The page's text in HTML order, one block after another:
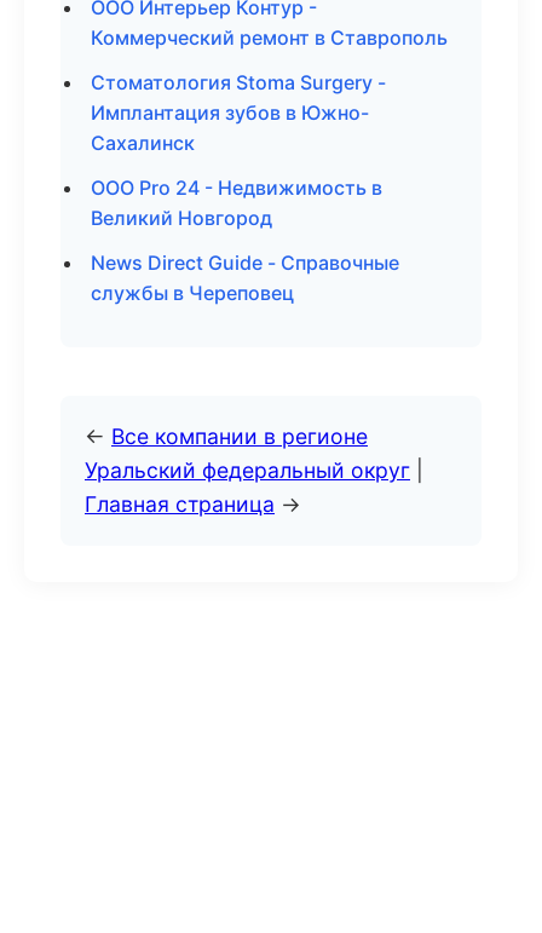
ООО Интерьер Контур -
Коммерческий ремонт в Ставрополь
Стоматология Stoma Surgery -
Имплантация зубов в Южно-
Сахалинск
ООО Pro 24 - Недвижимость в
Великий Новгород
News Direct Guide - Справочные
службы в Череповец
← Все компании в регионе
Уральский федеральный округ
Главная страница →